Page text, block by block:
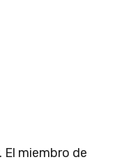
. El miembro de